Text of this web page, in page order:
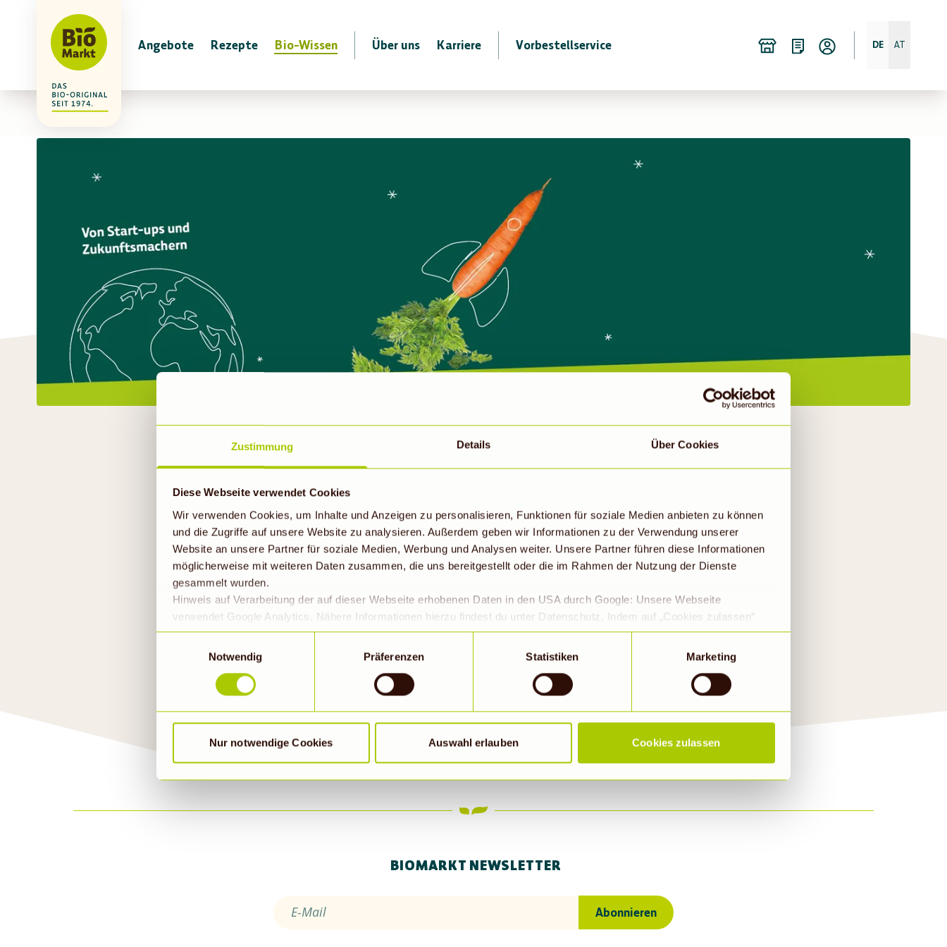
Zustimmung Details Über Cookies
Diese Webseite verwendet Cookies
Wir verwenden Cookies, um Inhalte und Anzeigen zu personalisieren, Funktionen für soziale Medien anbieten zu können
und die Zugriffe auf unsere Website zu analysieren. Außerdem geben wir Informationen zu der Verwendung unserer
Website an unsere Partner für soziale Medien, Werbung und Analysen weiter. Unsere Partner führen diese Informationen
möglicherweise mit weiteren Daten zusammen, die uns bereitgestellt oder die im Rahmen der Nutzung der Dienste
gesammelt wurden.
Hinweis auf Verarbeitung der auf dieser Webseite erhobenen Daten in den USA durch Google: Unsere Webseite
verwendet Google Analytics. Nähere Informationen hierzu findest du unter Datenschutz. Indem auf „Cookies zulassen“
geklickt bzw. statistische Cookies erlaubt werden, wird zugleich gem. Art. 49 Abs. 1 S. 1 lit a DS-GVO eingewilligt, dass
die Daten in den USA verarbeitet werden. Die USA werden vom Europäischen Gerichtshof als ein Land mit einem nach
EU-Standards unzureichendem Datenschutzniveau eingeschätzt. Es besteht insbesondere das Risiko, dass die Daten
durch US-Behörden, zu Kontroll- und zu Überwachungszwecken, möglicherweise auch ohne Rechtsbehelfsmöglichkeiten,
Notwendig
Präferenzen Statistiken Marketing
Nur notwendige Cookies Auswahl erlauben Cookies zulassen
Angebote Rezepte Bio-Wissen Über uns Karriere Vorbestellservice DE AT
KRAFTSCHLUCK
Exotische Früchte kommen bei kraftschluck nicht ins Pfandglas. Denn Gründer Philipp und Florian
wissen, dass es keine weitgereisten Früchte braucht, um leckere Smoothies zu kreieren.
Superfoods wie Gerstengras, Aroniabeere und Sanddorn wachsen auf Feldern nebenan. Kombiniert
mit regionalem Obst und Gemüse haben die beiden damit schon alle Zutaten für ihre Smoothies
zusammen. Die Welt ein Schlückchen besser machen und Biodiversität auf Streuobstwiesen fördern
– dank kraftschluck Smoothies ist das nun lecker und einfach.
SAG ES GERN WEITER
BIOMARKT NEWSLETTER
E-Mail Abonnieren